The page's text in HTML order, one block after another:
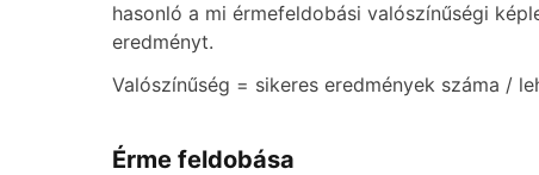
hasonló a mi érmefeldobási valószínűségi
eredményt.
Valószínűség = sikeres eredmények száma /
Érme feldobása